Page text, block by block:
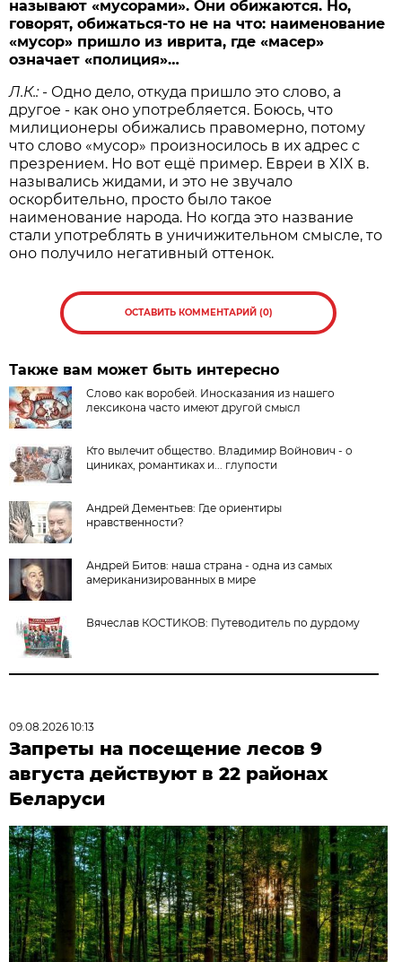
называют «мусорами». Они обижаются. Но,
говорят, обижаться-то не на что: наименование
«мусор» пришло из иврита, где «масер»
означает «полиция»…
Л.К.: - Одно дело, откуда пришло это слово, а
другое - как оно употребляется. Боюсь, что
милиционеры обижались правомерно, потому
что слово «мусор» произносилось в их адрес с
презрением. Но вот ещё пример. Евреи в XIX в.
назывались жидами, и это не звучало
оскорбительно, просто было такое
наименование народа. Но когда это название
стали употреблять в уничижительном смысле, то
оно получило негативный оттенок.
ОСТАВИТЬ КОММЕНТАРИЙ (0)
Также вам может быть интересно
Слово как воробей. Иносказания из нашего
лексикона часто имеют другой смысл
Кто вылечит общество. Владимир Войнович - о
циниках, романтиках и... глупости
Андрей Дементьев: Где ориентиры
нравственности?
Андрей Битов: наша страна - одна из самых
американизированных в мире
Вячеслав КОСТИКОВ: Путеводитель по дурдому
09.08.2026 10:13
Запреты на посещение лесов 9
августа действуют в 22 районах
Беларуси